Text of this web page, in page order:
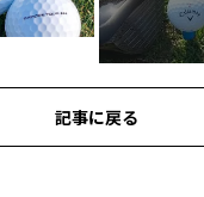
記事に戻る